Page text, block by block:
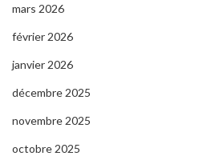
mars 2026
février 2026
janvier 2026
décembre 2025
novembre 2025
octobre 2025